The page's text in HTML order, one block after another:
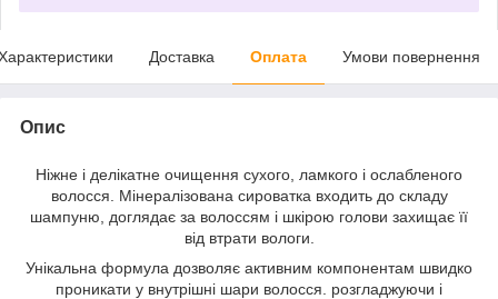
Доставка Оплата Умови повернення
Опис
Ніжне і делікатне очищення сухого, ламкого і ослабленого
волосся. Мінералізована сироватка входить до складу
шампуню, доглядає за волоссям і шкірою голови захищає її
від втрати вологи.
Унікальна формула дозволяє активним компонентам швидко
проникати у внутрішні шари волосся. розгладжуючи і